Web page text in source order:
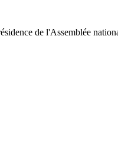
de l'Assemblée